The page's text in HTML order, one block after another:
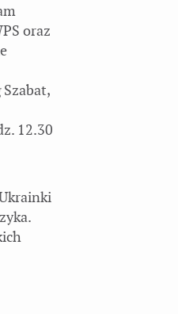
oraz
12.30